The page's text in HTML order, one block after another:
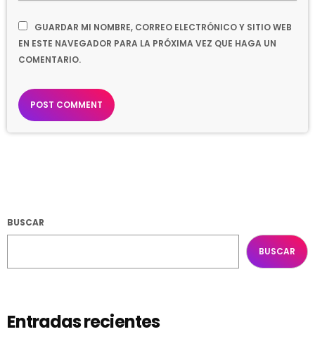
GUARDAR MI NOMBRE, CORREO ELECTRÓNICO Y SITIO WEB
EN ESTE NAVEGADOR PARA LA PRÓXIMA VEZ QUE HAGA UN
COMENTARIO.
BUSCAR
BUSCAR
Entradas recientes